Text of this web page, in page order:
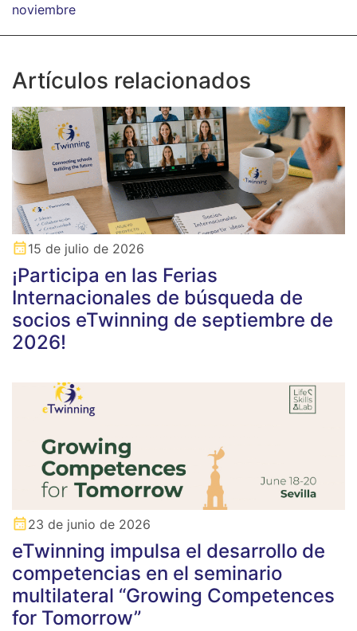
noviembre
Artículos relacionados
15 de julio de 2026
¡Participa en las Ferias
Internacionales de búsqueda de
socios eTwinning de septiembre de
2026!
23 de junio de 2026
eTwinning impulsa el desarrollo de
competencias en el seminario
multilateral “Growing Competences
for Tomorrow”